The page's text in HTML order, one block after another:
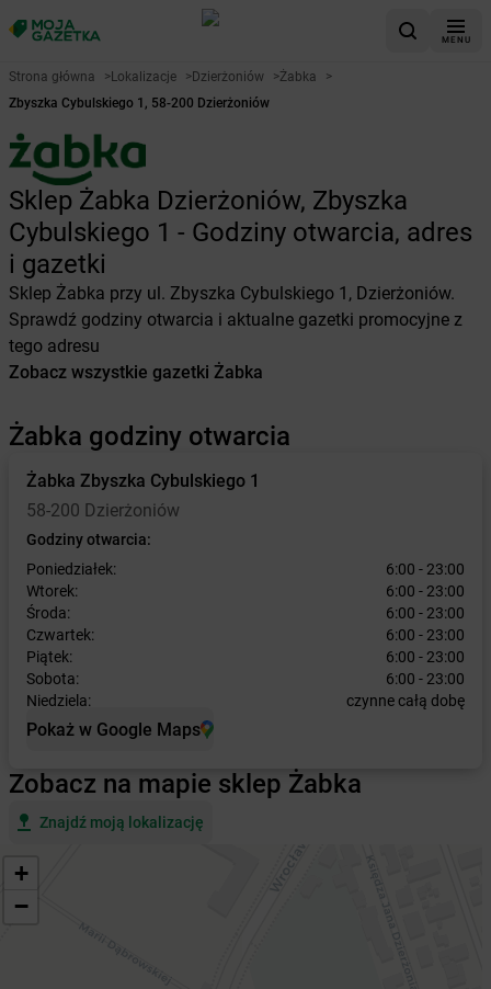
MENU
Strona główna >Lokalizacje >Dzierżoniów >Żabka
>
Zbyszka Cybulskiego 1, 58-200 Dzierżoniów
Sklep Żabka Dzierżoniów, Zbyszka
Cybulskiego 1 - Godziny otwarcia, adres
i gazetki
Sklep Żabka przy ul. Zbyszka Cybulskiego 1, Dzierżoniów.
Sprawdź godziny otwarcia i aktualne gazetki promocyjne z
tego adresu
Zobacz wszystkie gazetki Żabka
Żabka godziny otwarcia
Żabka Zbyszka Cybulskiego 1
58-200 Dzierżoniów
Godziny otwarcia:
Poniedziałek:
6:00 - 23:00
Wtorek:
6:00 - 23:00
Środa:
6:00 - 23:00
Czwartek:
6:00 - 23:00
Piątek:
6:00 - 23:00
Sobota:
6:00 - 23:00
Niedziela:
czynne całą dobę
Pokaż w Google Maps
Zobacz na mapie sklep Żabka
Znajdź moją lokalizację
+
−